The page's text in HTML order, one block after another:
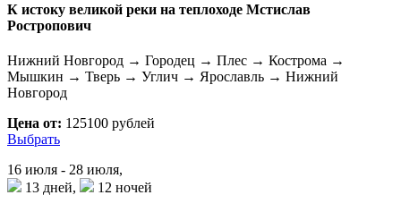
К истоку великой реки на теплоходе Мстислав
Ростропович
Нижний Новгород → Городец → Плес → Кострома →
Мышкин → Тверь → Углич → Ярославль → Нижний
Новгород
Цена от: 125100 рублей
Выбрать
16 июля - 28 июля,
13 дней,
12 ночей